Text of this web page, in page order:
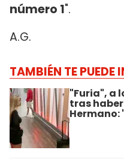
número 1".
A.G.
TAMBIÉN TE PUEDE
"Furia", a
tras
Hermano: